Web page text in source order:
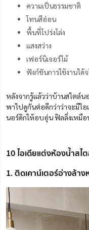
ความเป็นธรรมชาติ
โทนสีอ่อน
พื้นที่โปร่งโล่ง
แสงสว่าง
เฟอร์นิเจอร์ไม้
ฟังก์ชันการใช้งานได้จ
หลังจากรู้แล้วว่าบ้านสไตล์
พาไปดูกันต่อดีกว่าว่าจะมีไ
นอร์ดิกให้อบอุ่น ฟิลลิ่งเหมือ
10 ไอเดียแต่งห้องน้ำสไ
1. ติดเคาน์เตอร์อ่างล้า